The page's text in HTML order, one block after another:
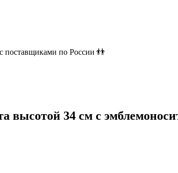
поставщиками по России 👬
высотой 34 см с